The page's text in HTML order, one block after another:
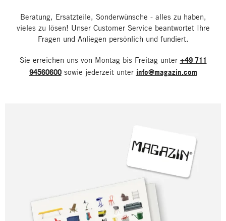
Beratung, Ersatzteile, Sonderwünsche - alles zu haben,
vieles zu lösen! Unser Customer Service beantwortet Ihre
Fragen und Anliegen persönlich und fundiert.
Sie erreichen uns von Montag bis Freitag unter +49 711
94560600sowie jederzeit unter info@magazin.com